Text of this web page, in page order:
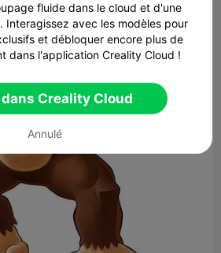
fluide dans le cloud et d'une
Interagissez avec les modèles pour
et débloquer encore plus de
dans l'application Creality Cloud !
Creality Cloud
Annulé